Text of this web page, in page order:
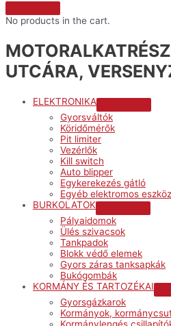
No products in the cart.
UTCÁRA,
ELEKTRONIKA
Gyorsváltók
Köridőmérők
Pit limiter
Vezérlők
Kill switch
Auto blipper
Egykerekezés gátló
Egyéb elektromos
BURKOLATOK
Pályaidomok
Ülés szivacsok
Tankpadok
Blokk védő elemek
Gyors záras tanksapkák
Bukógombák
KORMÁNY ÉS TARTOZÉKAI
Gyorsgázkarok
Kormányok,
Kormánylengés